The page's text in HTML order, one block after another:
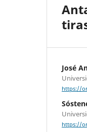
José
https://
https://